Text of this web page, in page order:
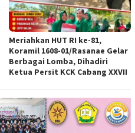
Meriahkan HUT RI ke-81,
Koramil 1608-01/Rasanae Gelar
Berbagai Lomba, Dihadiri
Ketua Persit KCK Cabang XXVII